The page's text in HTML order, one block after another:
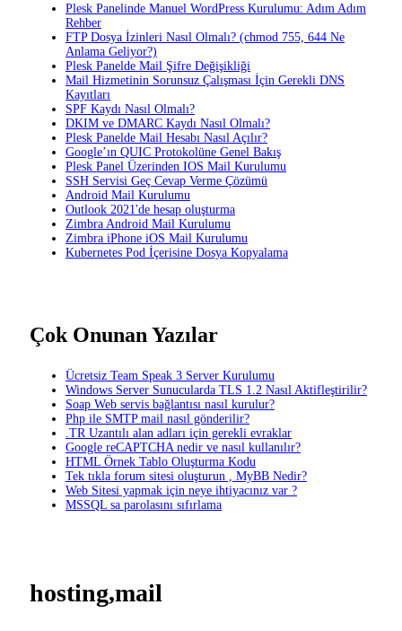
Plesk Panelinde Manuel WordPress Kurulumu: Adım Adım
Rehber
FTP Dosya İzinleri Nasıl Olmalı? (chmod 755, 644 Ne
Anlama Geliyor?)
Plesk Panelde Mail Şifre Değişikliği
Mail Hizmetinin Sorunsuz Çalışması İçin Gerekli DNS
Kayıtları
SPF Kaydı Nasıl Olmalı?
DKIM ve DMARC Kaydı Nasıl Olmalı?
Plesk Panelde Mail Hesabı Nasıl Açılır?
Google’ın QUIC Protokolüne Genel Bakış
Plesk Panel Üzerinden IOS Mail Kurulumu
SSH Servisi Geç Cevap Verme Çözümü
Android Mail Kurulumu
Outlook 2021'de hesap oluşturma
Zimbra Android Mail Kurulumu
Zimbra iPhone iOS Mail Kurulumu
Kubernetes Pod İçerisine Dosya Kopyalama
Çok Onunan Yazılar
Ücretsiz Team Speak 3 Server Kurulumu
Windows Server Sunucularda TLS 1.2 Nasıl Aktifleştirilir?
Soap Web servis bağlantısı nasıl kurulur?
Php ile SMTP mail nasıl gönderilir?
.TR Uzantılı alan adları için gerekli evraklar
Google reCAPTCHA nedir ve nasıl kullanılır?
HTML Örnek Tablo Oluşturma Kodu
Tek tıkla forum sitesi oluşturun , MyBB Nedir?
Web Sitesi yapmak için neye ihtiyacınız var ?
MSSQL sa parolasını sıfırlama
hosting,mail